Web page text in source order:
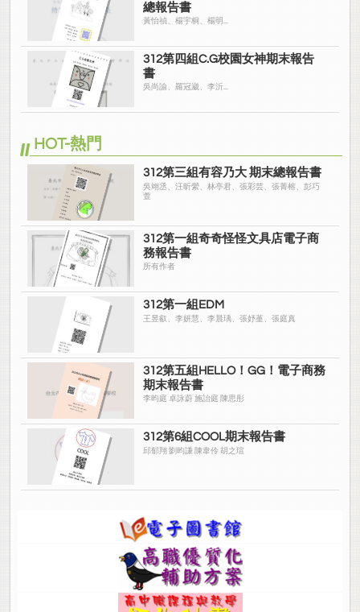
總報告書
黃怡禎、楊宇桐、楊明...
312第四組C.G校園女神期末報告
書
吳尚諭、羅冠崴、李沂...
HOT-熱門
312第三組有容乃大 期末總報告書
吳翊丞、汪昕縈、林亭君、張彩芸、張菁榕、彭巧
萱
312第一組奇奇怪怪文具店電子商
務報告書
所有作者
312第一組EDM
王昱叡、李妍慧、李晨瑀、張妤堇、張庭真
312第五組HELLO！GG！電子商務
期末報告書
李昀庭 卓詠蔚 施詒庭 陳思彤
312第6組COOL期末報告書
邱郁翔 劉昀謙 陳韋伶 胡之瑄